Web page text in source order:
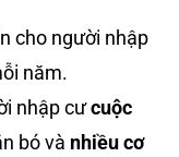
cho người nhập
năm.
nhập cưcuộc
bó và nhiều cơ